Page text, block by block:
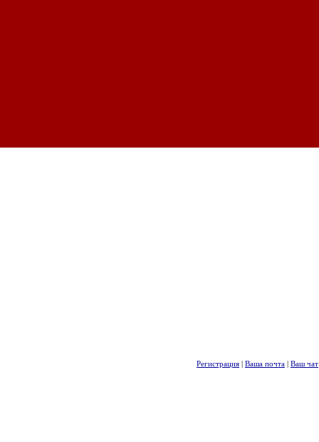
Регистрация | Ваша почта | Ваш чат